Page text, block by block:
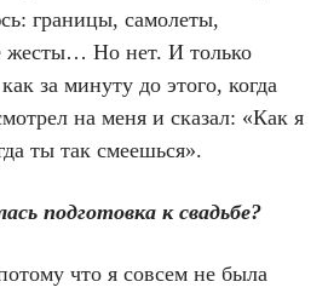
границы, самолеты,
жесты… Но нет. И только
за минуту до этого, когда
на меня и сказал: «Как я
ты так смеешься».
подготовка к свадьбе?
что я совсем не была